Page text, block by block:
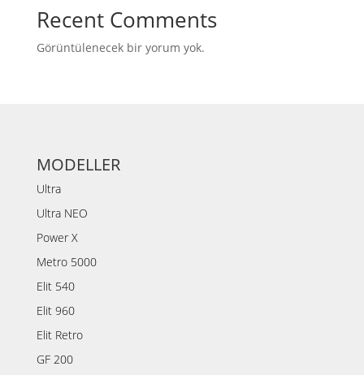
Recent Comments
Görüntülenecek bir yorum yok.
MODELLER
Ultra
Ultra NEO
Power X
Metro 5000
Elit 540
Elit 960
Elit Retro
GF 200